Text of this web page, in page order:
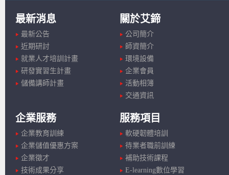
最新消息
最新公告
近期研討
就業人才培訓計畫
研發實習生計畫
儲備講師計畫
關於艾鍗
公司簡介
師資簡介
環境設備
企業會員
活動相簿
交通資訊
企業服務
企業教育訓練
企業儲值優惠方案
企業徵才
技術成果分享
服務項目
軟硬韌體培訓
待業者職前訓練
補助技術課程
E-learning數位學習